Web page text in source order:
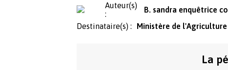
Auteur(s)
:
B. sandra enquêtrice
Destinataire(s) :
Ministère de l'Agriculture
La